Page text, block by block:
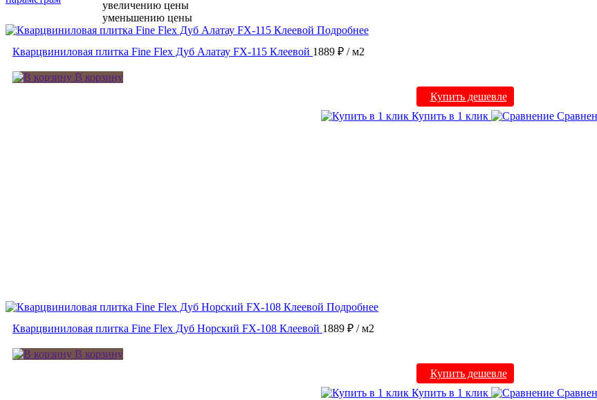
увеличению цены
уменьшению цены
Подробнее
Кварцвиниловая плитка Fine Flex Дуб Алатау FX-115 Клеевой 1889 ₽ / м2
В корзину
Купить дешевле
Купить в 1 клик
Подробнее
Кварцвиниловая плитка Fine Flex Дуб Норский FX-108 Клеевой 1889 ₽ / м2
В корзину
Купить дешевле
Купить в 1 клик